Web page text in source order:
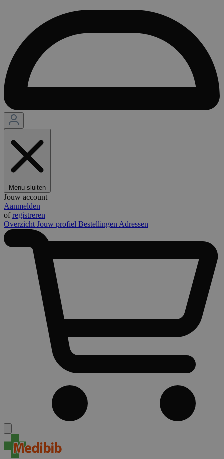
Menu sluiten
Jouw account
Aanmelden
ofregistreren
Overzicht Jouw profiel Bestellingen Adressen